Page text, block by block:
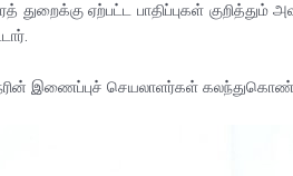
துறைக்கு ஏற்பட்ட பாதிப்புகள்
இணைப்புச் செயலாளர்கள்